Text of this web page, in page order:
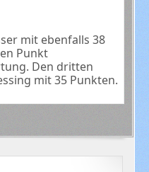
mit ebenfalls 38
Punkt
Den dritten
mit 35 Punkten.